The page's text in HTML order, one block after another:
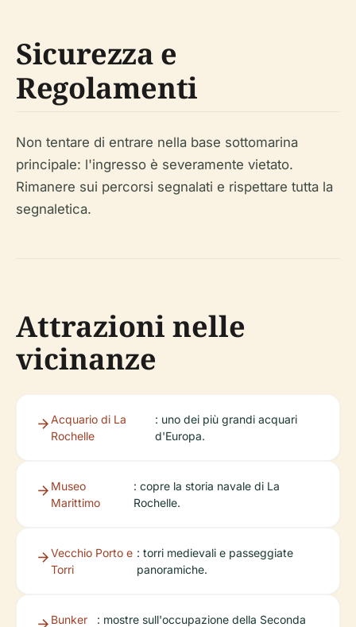
Sicurezza e
Regolamenti
Non tentare di entrare nella base sottomarina
principale: l'ingresso è severamente vietato.
Rimanere sui percorsi segnalati e rispettare tutta la
segnaletica.
Attrazioni nelle
vicinanze
Acquario di La
Rochelle
: uno dei più grandi acquari
d'Europa.
Museo
Marittimo
: copre la storia navale di La
Rochelle.
Vecchio Porto e
Torri
: torri medievali e passeggiate
panoramiche.
Bunker
: mostre sull'occupazione della Seconda